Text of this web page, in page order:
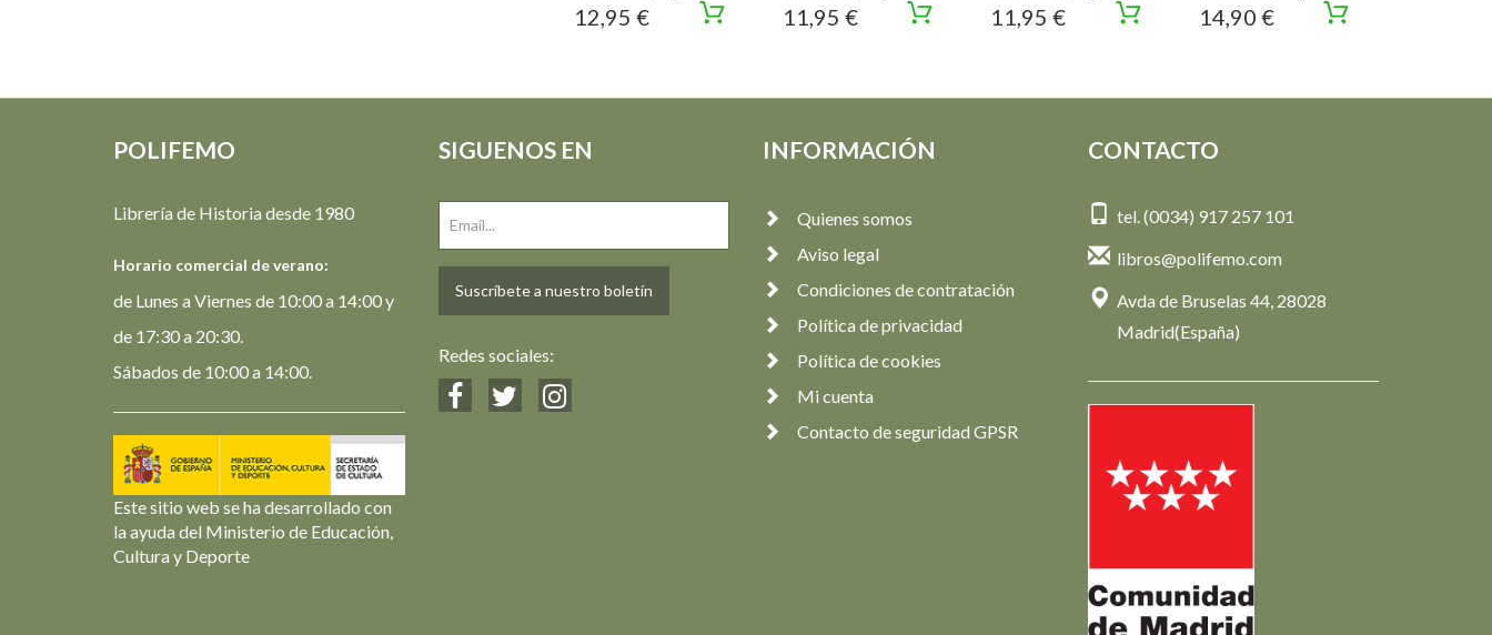
12,95 € 11,95 € 11,95 € 14,90 €
POLIFEMO
Librería de Historia desde 1980
Horario comercial de verano:
de Lunes a Viernes de 10:00 a 14:00 y
de 17:30 a 20:30.
Sábados de 10:00 a 14:00.
Este sitio web se ha desarrollado con
la ayuda del Ministerio de Educación,
Cultura y Deporte
SIGUENOS EN
Suscríbete a nuestro boletín
Redes sociales:
INFORMACIÓN
Quienes somos
Aviso legal
Condiciones de contratación
Política de privacidad
Política de cookies
Mi cuenta
Contacto de seguridad GPSR
CONTACTO
tel. (0034) 917 257 101
libros@polifemo.com
Avda de Bruselas 44, 28028
Madrid(España)